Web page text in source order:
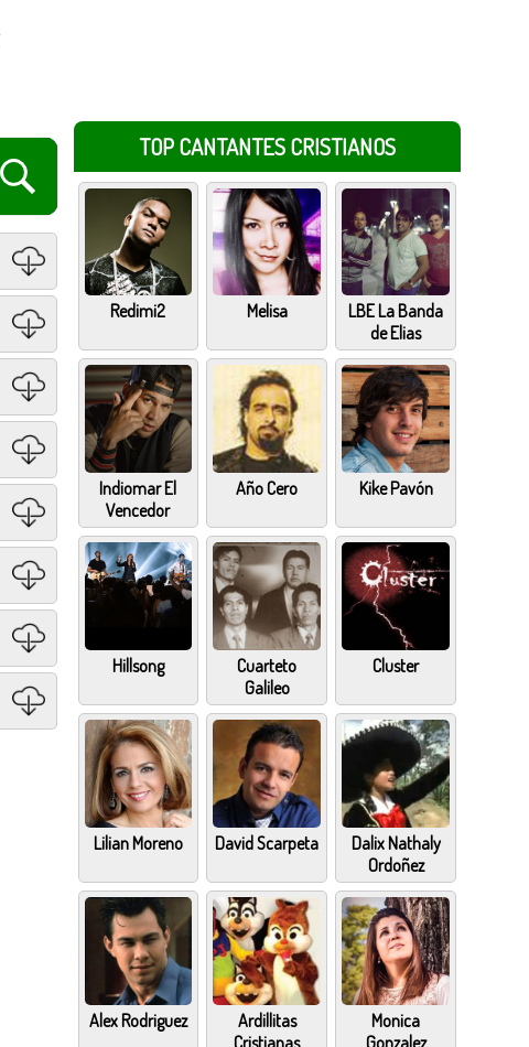
TOP CANTANTES CRISTIANOS
Redimi2 Melisa
LBE La Banda
de Elias
Indiomar El
Vencedor
Año Cero Kike Pavón
Hillsong
Cuarteto
Galileo
Cluster
Lilian Moreno David Scarpeta
Dalix Nathaly
Ordoñez
Alex Rodriguez
Ardillitas
Cristianas
Monica
Gonzalez